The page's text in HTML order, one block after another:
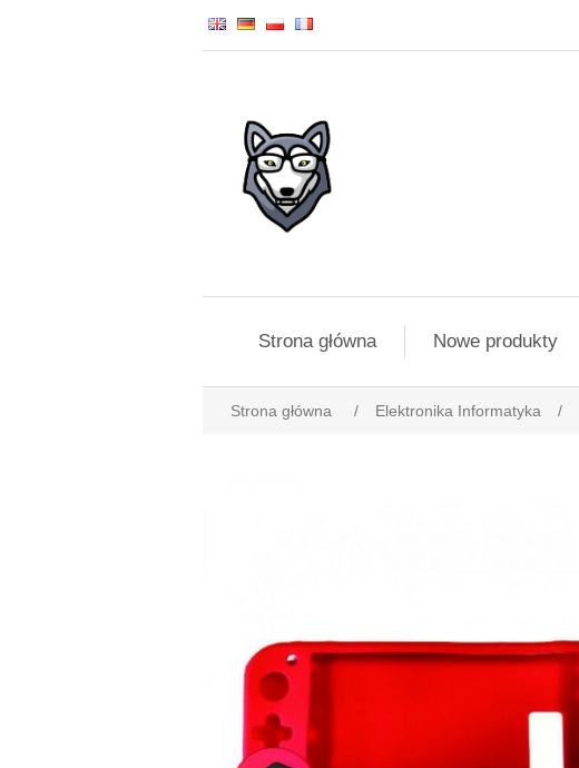
Strona główna Nowe produkty
Strona główna / Elektronika Informatyka /